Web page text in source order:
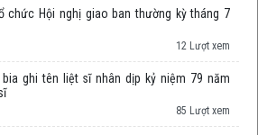
chức Hội nghị giao ban thường kỳ tháng 7
12 Lượt xem
bia ghi tên liệt sĩ nhân dịp kỷ niệm 79 năm
85 Lượt xem